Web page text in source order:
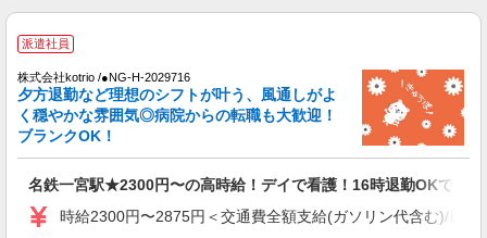
派遣社員
株式会社kotrio /●NG-H-2029716
夕方退勤など理想のシフトが叶う、風通しがよ
く穏やかな雰囲気◎病院からの転職も大歓迎！
ブランクOK！
名鉄一宮駅★2300円〜の高時給！デイで看護！16時退勤OKで安心
時給2300円〜2875円＜交通費全額支給(ガソリン代含む)/日払